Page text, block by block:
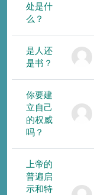
处是什
么？
是人还
是书？
你要建
立自己
的权威
吗？
上帝的
普遍启
示和特